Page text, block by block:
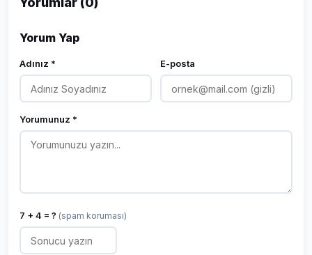
Yorum Yap
Adınız * E-posta
Yorumunuz *
7 + 4 = ? (spam koruması)